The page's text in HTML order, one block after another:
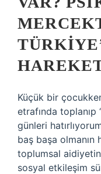
Küçük bir
etrafında toplanıp
günleri
baş başa olmanın
toplumsal
sosyal etkileşim